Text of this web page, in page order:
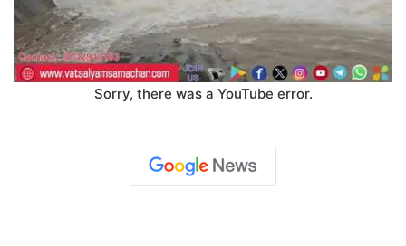
Sorry, there was a YouTube error.